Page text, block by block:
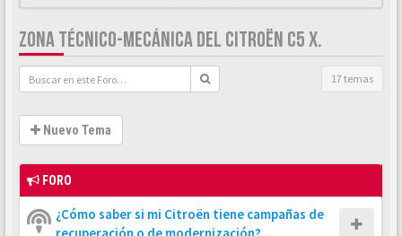
ZONA TÉCNICO-MECÁNICA DEL CITROËN C5 X.
17 temas
Nuevo Tema
FORO
¿Cómo saber si mi Citroën tiene campañas de